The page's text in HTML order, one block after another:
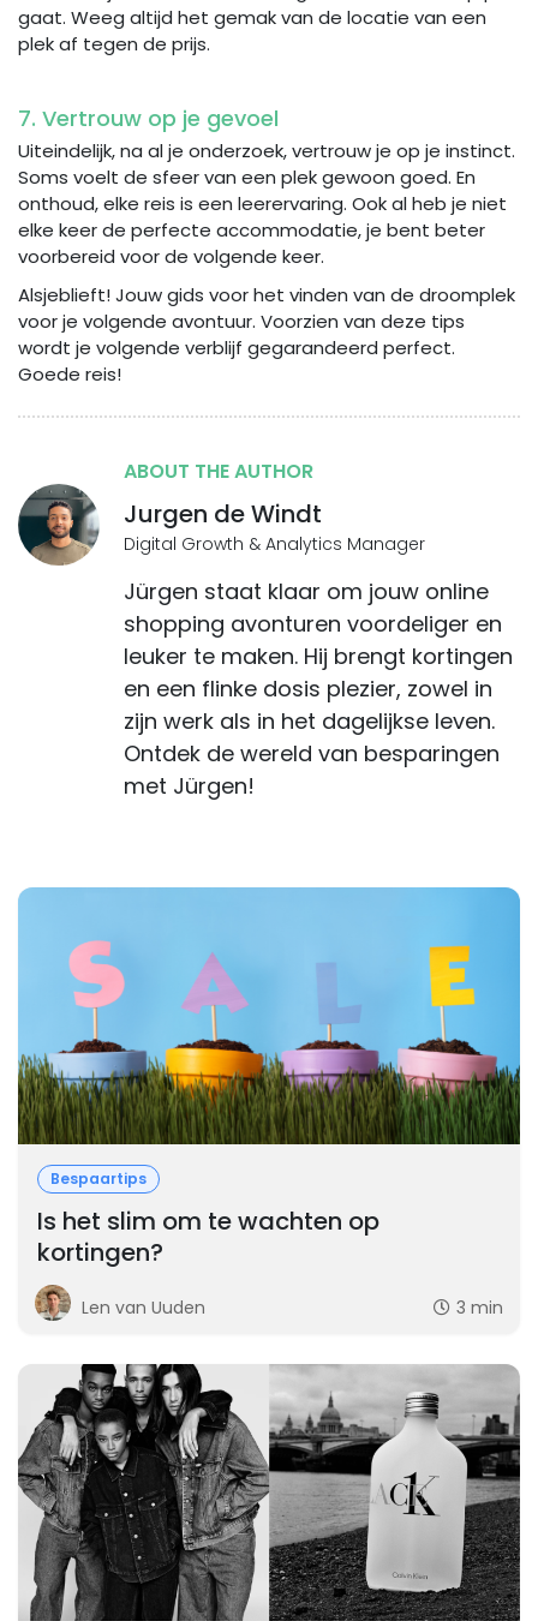
gaat. Weeg altijd het gemak van de locatie van een
plek af tegen de prijs.
7. Vertrouw op je gevoel
Uiteindelijk, na al je onderzoek, vertrouw je op je instinct.
Soms voelt de sfeer van een plek gewoon goed. En
onthoud, elke reis is een leerervaring. Ook al heb je niet
elke keer de perfecte accommodatie, je bent beter
voorbereid voor de volgende keer.
Alsjeblieft! Jouw gids voor het vinden van de droomplek
voor je volgende avontuur. Voorzien van deze tips
wordt je volgende verblijf gegarandeerd perfect.
Goede reis!
ABOUT THE AUTHOR
Jurgen de Windt
Digital Growth & Analytics Manager
Jürgen staat klaar om jouw online
shopping avonturen voordeliger en
leuker te maken. Hij brengt kortingen
en een flinke dosis plezier, zowel in
zijn werk als in het dagelijkse leven.
Ontdek de wereld van besparingen
met Jürgen!
Bespaartips
Is het slim om te wachten op
kortingen?
Len van Uuden 3 min